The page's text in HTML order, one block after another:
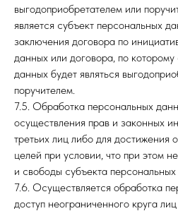
выгодоприобретателем или
является субъект персональных
заключения договора по
данных или договора, по
данных будет являться
поручителем.
7.5. Обработка персональных
осуществления прав и законных
третьих лиц либо для достижения
целей при условии, что при этом
и свободы субъекта
7.6. Осуществляется обработка
доступ неограниченного круга